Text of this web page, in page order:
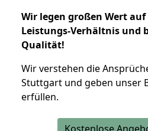
Wir legen großen Wert
Leistungs-Verhältnis und
Qualität!
Wir verstehen die
Stuttgart und geben unser
erfüllen.